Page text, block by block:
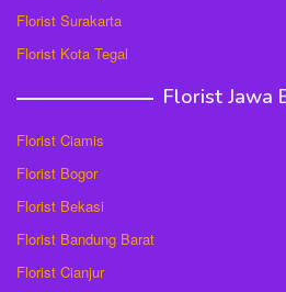
Florist Surakarta
Florist Kota Tegal
Florist Jawa
Florist Ciamis
Florist Bogor
Florist Bekasi
Florist Bandung Barat
Florist Cianjur